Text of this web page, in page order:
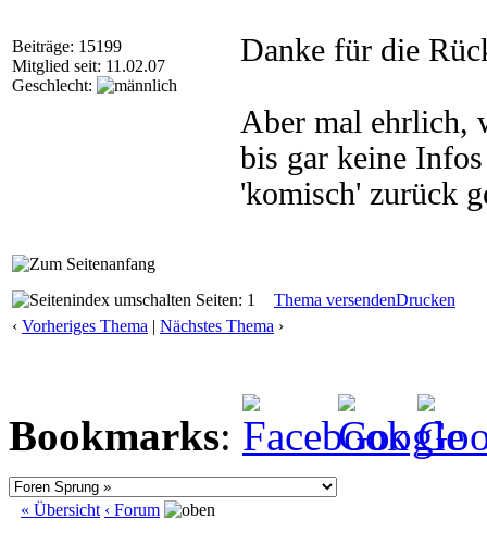
Beiträge: 15199
Mitglied seit: 11.02.07
Geschlecht:
Danke für die
Aber mal ehrlich,
bis gar keine
'komisch' zurück
Seiten: 1 Thema versendenDrucken
‹ Vorheriges Thema | Nächstes Thema ›
Bookmarks:
« Übersicht ‹ Forum